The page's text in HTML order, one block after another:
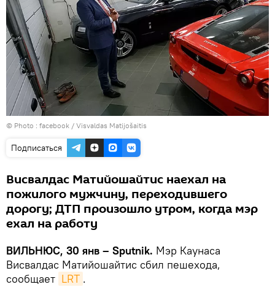
© Photo : facebook / Visvaldas Matijošaitis
Подписаться
Висвалдас Матийошайтис наехал на
пожилого мужчину, переходившего
дорогу; ДТП произошло утром, когда мэр
ехал на работу
ВИЛЬНЮС, 30 янв – Sputnik. Мэр Каунаса
Висвалдас Матийошайтис сбил пешехода,
сообщает LRT .